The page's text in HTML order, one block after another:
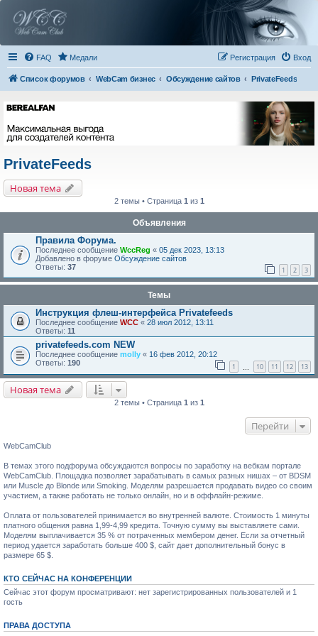
FAQ Медали Вход
Регистрация
Список форумов WebCam бизнес Обсуждение сайтов PrivateFeeds
PrivateFeeds
Новая тема
2 темы • Страница 1 из 1
Объявления
Правила Форума.
Последнее сообщение WccReg « 05 дек 2023, 13:13
Добавлено в форуме Обсуждение сайтов
Ответы: 37 1 2 3
Темы
Инструкция флеш-интерфейса Privatefeeds
Последнее сообщение WCC « 28 июл 2012, 13:11
Ответы: 11
privatefeeds.com NEW
Последнее сообщение molly « 16 фев 2012, 20:12
Ответы: 190 1 10 11 12 13
Новая тема
2 темы • Страница 1 из 1
Перейти
WebCamClub
В темах этого подфорума обсуждаются вопросы по заработку на вебкам портале
WebCamClub. Площадка позволяет зарабатывать в самых разных нишах – от BDSM
или Muscle до Blonde или Smoking. Моделям разрешается продавать видео со своим
участием, а также работать не только онлайн, но и в оффлайн-режиме.
Оплата от пользователей принимается во внутренней валюте. Стоимость 1 минуты
платного общения равна 1,99-4,99 кредита. Точную сумму вы выставляете сами.
Моделям выплачивается 35 % от потраченных мембером денег. Если за отчетный
период удается заработать больше 400 $, сайт дает дополнительный бонус в
размере 65 $.
КТО СЕЙЧАС НА КОНФЕРЕНЦИИ
Сейчас этот форум просматривают: нет зарегистрированных пользователей и 1
гость
ПРАВА ДОСТУПА